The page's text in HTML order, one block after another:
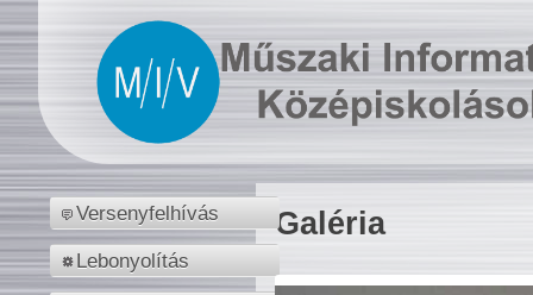
Versenyfelhívás
Lebonyolítás
Galéria